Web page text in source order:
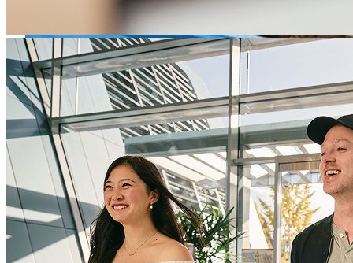
ゲームスタジオの買収を開始
ファーストパーティデータを活用してモデルを強化す
2021